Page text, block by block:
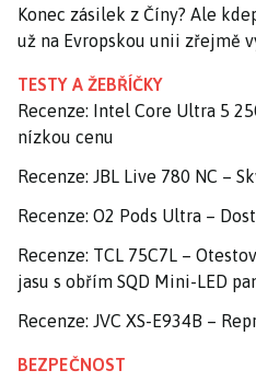
Konec zásilek z Číny? Ale
už na Evropskou unii zřejmě
TESTY A ŽEBŘÍČKY
Recenze: Intel Core Ultra 5
nízkou cenu
Recenze: JBL Live 780 NC –
Recenze: O2 Pods Ultra –
Recenze: TCL 75C7L –
jasu s obřím SQD Mini-LED
Recenze: JVC XS-E934B –
BEZPEČNOST